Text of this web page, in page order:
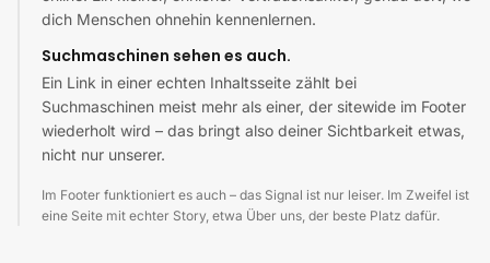
dich Menschen ohnehin kennenlernen.
Suchmaschinen sehen es auch.
Ein Link in einer echten Inhaltsseite zählt bei
Suchmaschinen meist mehr als einer, der sitewide im Footer
wiederholt wird – das bringt also deiner Sichtbarkeit etwas,
nicht nur unserer.
Im Footer funktioniert es auch – das Signal ist nur leiser. Im Zweifel ist
eine Seite mit echter Story, etwa Über uns, der beste Platz dafür.